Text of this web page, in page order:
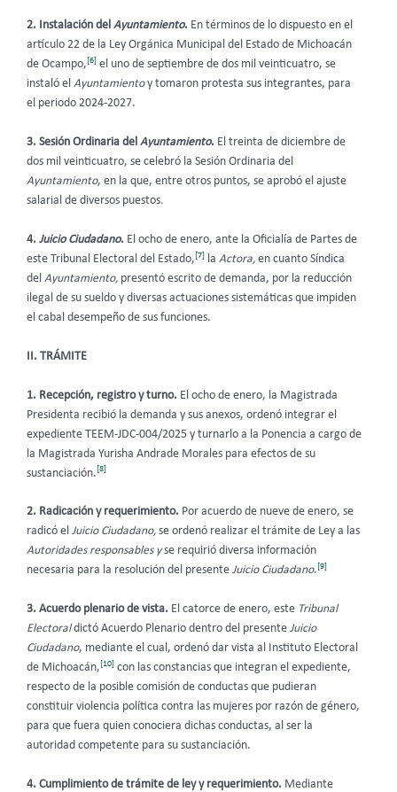
2. Instalación del Ayuntamiento. En términos de lo dispuesto en el
artículo 22 de la Ley Orgánica Municipal del Estado de Michoacán
de Ocampo,[6] el uno de septiembre de dos mil veinticuatro, se
instaló el Ayuntamientoy tomaron protesta sus integrantes, para
el periodo 2024-2027.
3. Sesión Ordinaria del Ayuntamiento. El treinta de diciembre de
dos mil veinticuatro, se celebró la Sesión Ordinaria del
Ayuntamiento, en la que, entre otros puntos, se aprobó el ajuste
salarial de diversos puestos.
4. Juicio Ciudadano. El ocho de enero, ante la Oficialía de Partes de
este Tribunal Electoral del Estado,[7] la Actora, en cuanto Síndica
del Ayuntamiento, presentó escrito de demanda, por la reducción
ilegal de su sueldo y diversas actuaciones sistemáticas que impiden
el cabal desempeño de sus funciones.
II. TRÁMITE
1. Recepción, registro y turno. El ocho de enero, la Magistrada
Presidenta recibió la demanda y sus anexos, ordenó integrar el
expediente TEEM-JDC-004/2025 y turnarlo a la Ponencia a cargo de
la Magistrada Yurisha Andrade Morales para efectos de su
sustanciación. [8]
2. Radicación y requerimiento. Por acuerdo de nueve de enero, se
radicó el Juicio Ciudadano, se ordenó realizar el trámite de Ley a las
Autoridades responsables yse requirió diversa información
necesaria para la resolución del presente Juicio Ciudadano.[9]
3. Acuerdo plenario de vista. El catorce de enero, este Tribunal
Electoraldictó Acuerdo Plenario dentro del presente Juicio
Ciudadano, mediante el cual, ordenó dar vista al Instituto Electoral
de Michoacán,[10] con las constancias que integran el expediente,
respecto de la posible comisión de conductas que pudieran
constituir violencia política contra las mujeres por razón de género,
para que fuera quien conociera dichas conductas, al ser la
autoridad competente para su sustanciación.
4. Cumplimiento de trámite de ley y requerimiento. Mediante